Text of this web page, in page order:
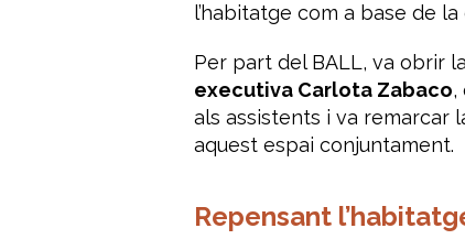
l’habitatge com a base de
Per part del BALL, va obrir
executiva Carlota Zabaco,
als assistents i va remarcar
aquest espai conjuntament.
Repensant